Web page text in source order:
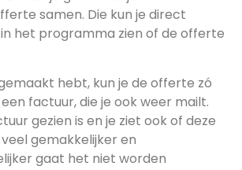
samen. Die kun je direct
het programma zien of de offerte
hebt, kun je de offerte zó
factuur, die je ook weer mailt.
gezien is en je ziet ook of deze
gemakkelijker en
gaat het niet worden